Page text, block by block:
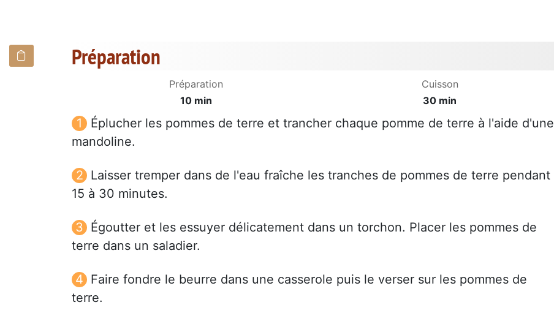
Préparation
Préparation
10 min
Cuisson
30 min
Éplucher les pommes de terre et trancher chaque pomme de terre à l'aide d'une
mandoline.
Laisser tremper dans de l'eau fraîche les tranches de pommes de terre pendant
15 à 30 minutes.
Égoutter et les essuyer délicatement dans un torchon. Placer les pommes de
terre dans un saladier.
Faire fondre le beurre dans une casserole puis le verser sur les pommes de
terre.